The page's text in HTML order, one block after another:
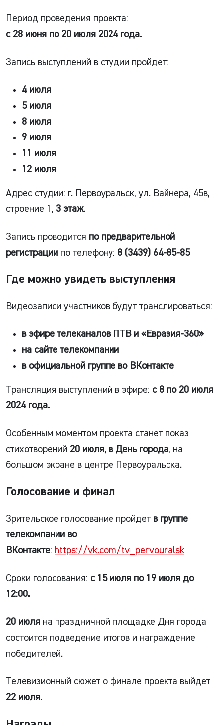
Период проведения проекта:
с 28 июня по 20 июля 2024 года.
Запись выступлений в студии пройдет:
4 июля
5 июля
8 июля
9 июля
11 июля
12 июля
Адрес студии: г. Первоуральск, ул. Вайнера, 45в,
строение 1, 3 этаж.
Запись проводится по предварительной
регистрации по телефону: 8 (3439) 64-85-85
Где можно увидеть выступления
Видеозаписи участников будут транслироваться:
в эфире телеканалов ПТВ и «Евразия-360»
на сайте телекомпании
в официальной группе во ВКонтакте
Трансляция выступлений в эфире: с 8 по 20 июля
2024 года.
Особенным моментом проекта станет показ
стихотворений 20 июля, в День города, на
большом экране в центре Первоуральска.
Голосование и финал
Зрительское голосование пройдет в группе
телекомпании во
ВКонтакте: https://vk.com/tv_pervouralsk
Сроки голосования: с 15 июля по 19 июля до
12:00.
20 июля на праздничной площадке Дня города
состоится подведение итогов и награждение
победителей.
Телевизионный сюжет о финале проекта выйдет
22 июля.